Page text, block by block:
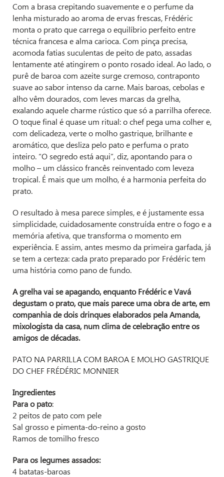
Com a brasa crepitando suavemente e o perfume da
lenha misturado ao aroma de ervas frescas, Frédéric
monta o prato que carrega o equilíbrio perfeito entre
técnica francesa e alma carioca. Com pinça precisa,
acomoda fatias suculentas de peito de pato, assadas
lentamente até atingirem o ponto rosado ideal. Ao lado, o
purê de baroa com azeite surge cremoso, contraponto
suave ao sabor intenso da carne. Mais baroas, cebolas e
alho vêm dourados, com leves marcas da grelha,
exalando aquele charme rústico que só a parrilha oferece.
O toque final é quase um ritual: o chef pega uma colher e,
com delicadeza, verte o molho gastrique, brilhante e
aromático, que desliza pelo pato e perfuma o prato
inteiro. “O segredo está aqui”, diz, apontando para o
molho – um clássico francês reinventado com leveza
tropical. É mais que um molho, é a harmonia perfeita do
prato.
O resultado à mesa parece simples, e é justamente essa
simplicidade, cuidadosamente construída entre o fogo e a
memória afetiva, que transforma o momento em
experiência. E assim, antes mesmo da primeira garfada, já
se tem a certeza: cada prato preparado por Frédéric tem
uma história como pano de fundo.
A grelha vai se apagando, enquanto Frédéric e Vavá
degustam o prato, que mais parece uma obra de arte, em
companhia de dois drinques elaborados pela Amanda,
mixologista da casa, num clima de celebração entre os
amigos de décadas.
PATO NA PARRILLA COM BAROA E MOLHO GASTRIQUE
DO CHEF FRÉDÉRIC MONNIER
Ingredientes
Para o pato:
2 peitos de pato com pele
Sal grosso e pimenta-do-reino a gosto
Ramos de tomilho fresco
Para os legumes assados:
4 batatas-baroas